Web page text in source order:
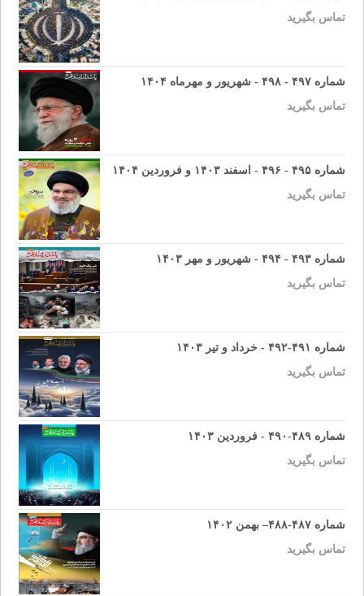
تماس بگیرید
شماره ۴۹۷ - ۴۹۸ - شهریور و مهرماه ۱۴۰۴
تماس بگیرید
شماره ۴۹۵ - ۴۹۶ - اسفند ۱۴۰۳ و فروردین ۱۴۰۴
تماس بگیرید
شماره ۴۹۳ - ۴۹۴ - شهریور و مهر ۱۴۰۳
تماس بگیرید
شماره ۴۹۱-۴۹۲ - خرداد و تیر ۱۴۰۳
تماس بگیرید
شماره ۴۸۹-۴۹۰ - فروردین ۱۴۰۳
تماس بگیرید
شماره ۴۸۷-۴۸۸– بهمن ۱۴۰۲
تماس بگیرید